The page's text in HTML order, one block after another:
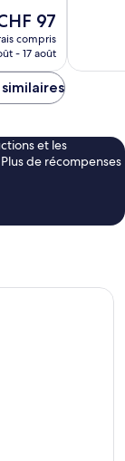
97
compris
- 17 août
et les
de récompenses